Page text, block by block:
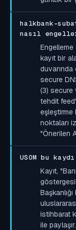
halkbank-
nasıl
kayıt bir
duvarında
secure
(3) secure
tehdit
eşleştirme
noktaları
"Önerilen
USOM bu
Kayıt,
göstergesi
istihbarat
ile